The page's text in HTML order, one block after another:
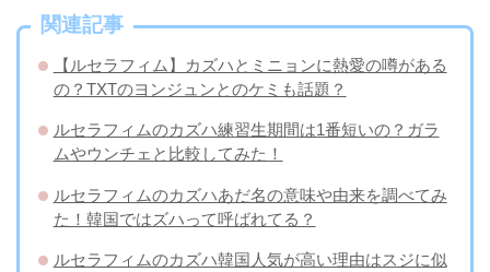
関連記事
【ルセラフィム】カズハとミニョンに熱愛の噂がある
の？TXTのヨンジュンとのケミも話題？
ルセラフィムのカズハ練習生期間は1番短いの？ガラ
ムやウンチェと比較してみた！
ルセラフィムのカズハあだ名の意味や由来を調べてみ
た！韓国ではズハって呼ばれてる？
ルセラフィムのカズハ韓国人気が高い理由はスジに似